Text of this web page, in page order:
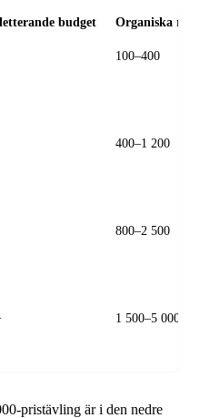
budget Organiska
100–400
400–1 200
800–2 500
1 500–5 000
pristävling är i den nedre